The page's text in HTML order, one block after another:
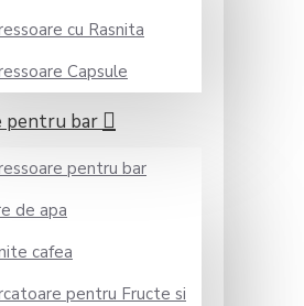
cu Rasnita
Capsule
pentru bar
pentru bar
de apa
cafea
pentru Fructe si